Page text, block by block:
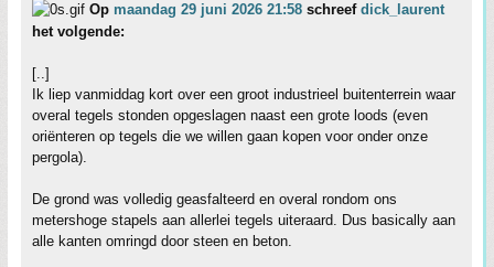
Op maandag 29 juni 2026 21:58 schreef dick_laurent
het volgende:
[..]
Ik liep vanmiddag kort over een groot industrieel buitenterrein waar
overal tegels stonden opgeslagen naast een grote loods (even
oriënteren op tegels die we willen gaan kopen voor onder onze
pergola).
De grond was volledig geasfalteerd en overal rondom ons
metershoge stapels aan allerlei tegels uiteraard. Dus basically aan
alle kanten omringd door steen en beton.